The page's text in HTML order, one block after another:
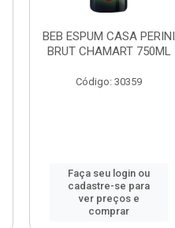
BEB ESPUM CASA PERINI
BRUT CHAMART 750ML
Código: 30359
Faça seu login ou
cadastre-se para
ver preços e
comprar